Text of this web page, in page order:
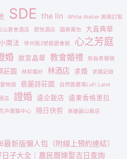
SDE the lin
White Atelier 高級訂製
山意舍酒店 君悅酒店 國泰萬怡
大直典華
小南法 徐州路2號庭園會館 心之芳庭
婚 故宮晶華 教會婚禮 新板希爾頓
莊園 林莉婚紗 林酒店 求婚
求婚記錄
物語 翡麗詩莊園 自然圈農場LoFi Land
店 證婚 遠企飯店 遠東香格里拉
卉實驗中心 隔日快剪 高雄圓山飯店
新版懶人包（附線上預約連結）
子大全｜農民曆嫁娶吉日查詢